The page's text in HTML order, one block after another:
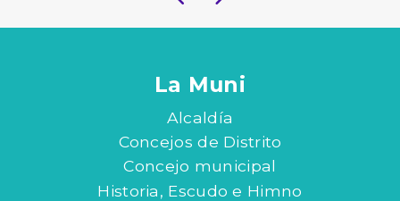
La Muni
Alcaldía
Concejos de Distrito
Concejo municipal
Historia, Escudo e Himno